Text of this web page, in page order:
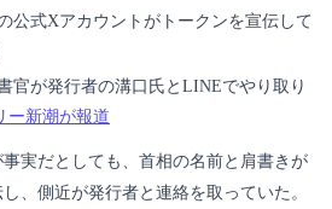
公式Xアカウントがトークンを宣伝して
官が発行者の溝口氏とLINEでやり取り
ー新潮が報道
事実だとしても、首相の名前と肩書きが
、側近が発行者と連絡を取っていた。